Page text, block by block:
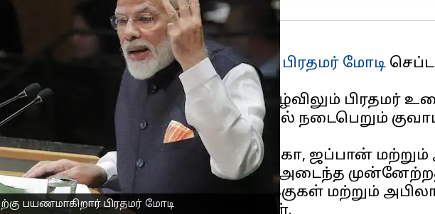
பயணமாகிறார் பிரதமர் மோடி
உச்சி மாநாட்டில் பங்கேற்பதற்காக பிரதமர் மோடி
நாடுகள் பொதுச் சபையின் நிகழ்விலும் பிரதமர்
நடத்தும் வில்மிங்டனில் டெலாவேரில் நடைபெறும்
தெரிவித்துள்ளது.
உரையாடல், இந்தியா, அமெரிக்கா, ஜப்பான்
கடந்த ஒரு வருடத்தில் குவாட் அடைந்த
நாடுகளின் வளர்ச்சி இலக்குகள் மற்றும்